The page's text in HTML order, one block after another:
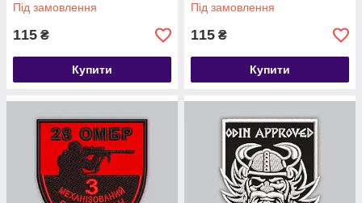
Під замовлення
115 ₴
Купити
Під замовлення
115 ₴
Купити